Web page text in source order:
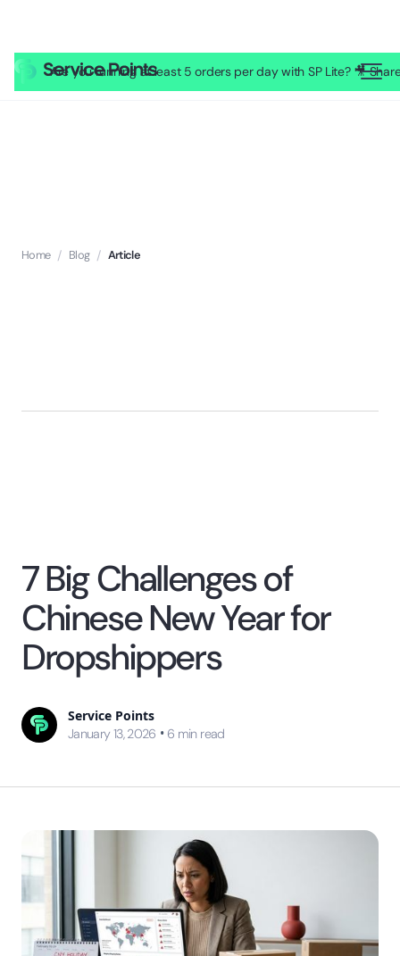
Are you running at least 5 orders per day with SP Lite? 🎥
Home / Blog / Article
7 Big Challenges of
Chinese New Year for
Dropshippers
Service Points
January 13, 2026 • 6 min read